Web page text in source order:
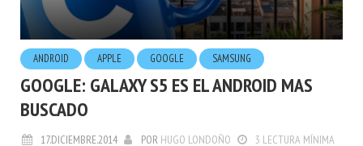
ANDROID APPLE GOOGLE SAMSUNG
GOOGLE: GALAXY S5 ES EL ANDROID MAS
BUSCADO
17.DICIEMBRE.2014 POR HUGO LONDOÑO 3 LECTURA MÍNIMA